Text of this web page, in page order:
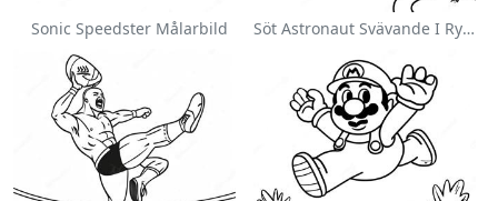
Sonic Speedster Målarbild Söt Astronaut Svävande I Rymden Målarbild